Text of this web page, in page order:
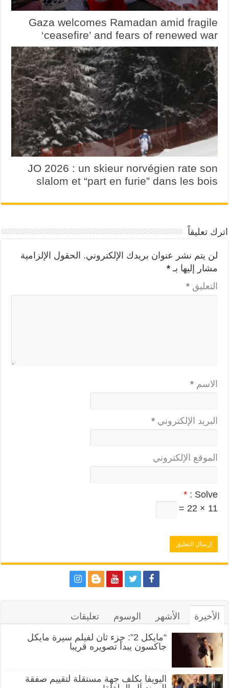
Gaza welcomes Ramadan amid fragile
‘ceasefire’ and fears of renewed war
JO 2026 : un skieur norvégien rate son
slalom et “part en furie” dans les bois
اترك تعليقاً
لن يتم نشر عنوان بريدك الإلكتروني.
الحقول الإلزامية
مشار إليها بـ *
التعليق *
الاسم *
البريد الإلكتروني *
الموقع الإلكتروني
Solve :
*
11 × 22 =
الأخيرة الأشهر الوسوم تعليقات
“مايكل 2”: جزء ثان لفيلم سيرة مايكل
جاكسون يبدأ تصويره قريبا
اليويفا يكلف جهة مستقلة لتقييم صفقة